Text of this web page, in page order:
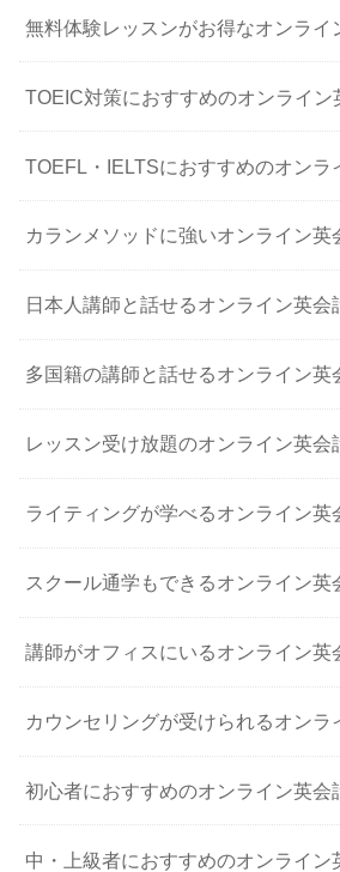
無料体験レッスンがお得なオンライ
TOEIC対策におすすめのオンライン
TOEFL・IELTSにおすすめのオンラ
カランメソッドに強いオンライン英
日本人講師と話せるオンライン英会
多国籍の講師と話せるオンライン英
レッスン受け放題のオンライン英会
ライティングが学べるオンライン英
スクール通学もできるオンライン英
講師がオフィスにいるオンライン英
カウンセリングが受けられるオンラ
初心者におすすめのオンライン英会
中・上級者におすすめのオンライン